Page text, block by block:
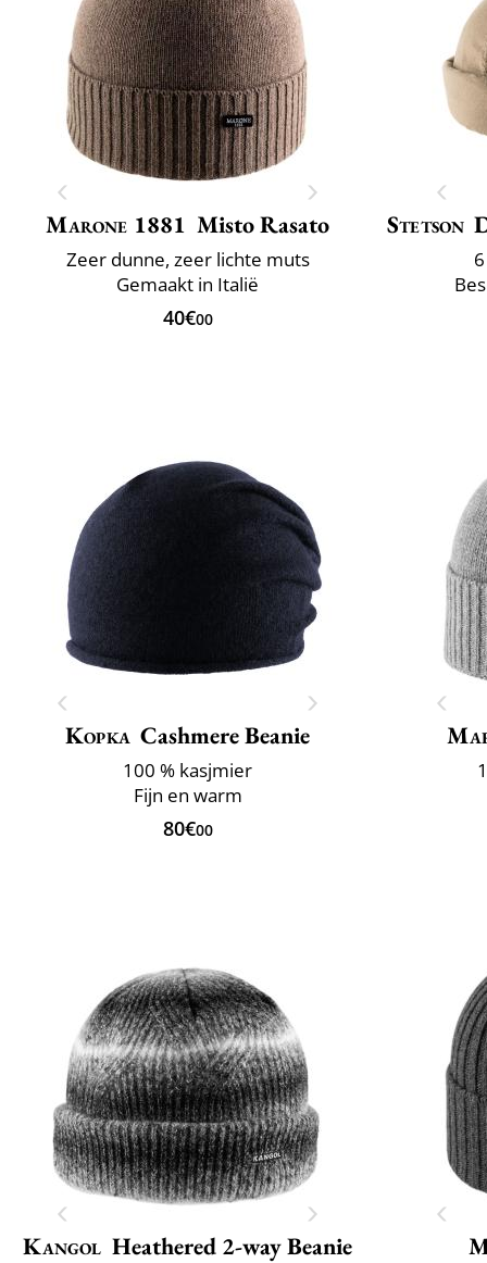
Marone 1881 Misto Rasato
Zeer dunne, zeer lichte muts
Gemaakt in Italië
40€00
Stetson
Kopka Cashmere Beanie
100 % kasjmier
Fijn en warm
80€00
Kangol Heathered 2-way Beanie